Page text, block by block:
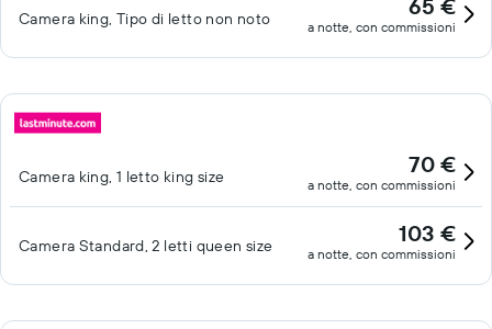
Camera king, Tipo di letto non noto 65 €
a notte, con commissioni
Camera king, 1 letto king size 70 €
a notte, con commissioni
Camera Standard, 2 letti queen size 103 €
a notte, con commissioni